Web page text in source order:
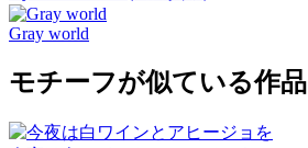
Gray world
モチーフが似ている作品